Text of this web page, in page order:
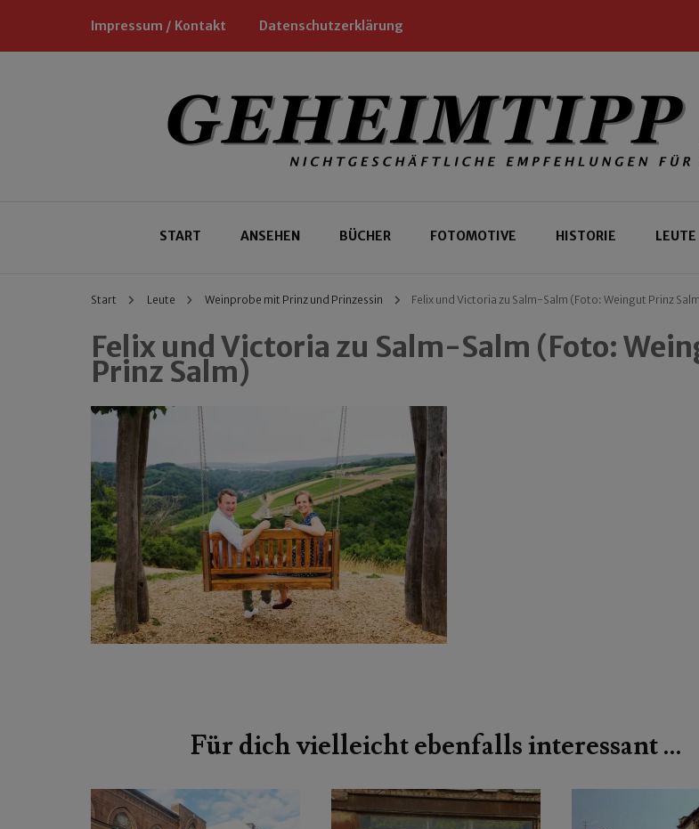
Impressum / Kontakt Datenschutzerklärung
Geheimtipp Leipzig
START ANSEHEN BÜCHER FOTOMOTIVE HISTORIE LEUTE
Start Leute Weinprobe mit Prinz und Prinzessin Felix und Victoria zu Salm-Salm (Foto: Weingut Prinz
Felix und Victoria zu Salm-Salm (Foto:
Prinz Salm)
Für dich vielleicht ebenfalls interessant …